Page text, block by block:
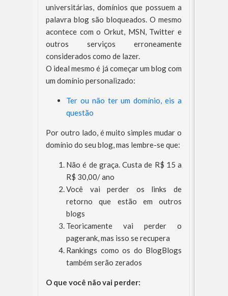
universitárias, domínios que possuem a
palavra blog são bloqueados. O mesmo
acontece com o Orkut, MSN, Twitter e
outros serviços erroneamente
considerados como de lazer.
O ideal mesmo é já começar um blog com
um domínio personalizado:
Ter ou não ter um domínio, eis a
questão
Por outro lado, é muito simples mudar o
domínio do seu blog, mas lembre-se que:
Não é de graça. Custa de R$ 15 a
R$ 30,00/ ano
Você vai perder os links de
retorno que estão em outros
blogs
Teoricamente vai perder o
pagerank, mas isso se recupera
Rankings como os do BlogBlogs
também serão zerados
O que você não vai perder: